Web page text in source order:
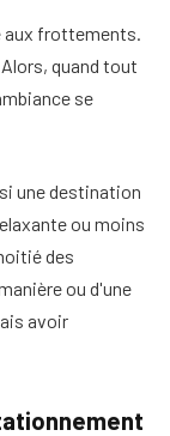
aux frottements.
quand tout
se
une destination
ou moins
des
ou d'une
avoir